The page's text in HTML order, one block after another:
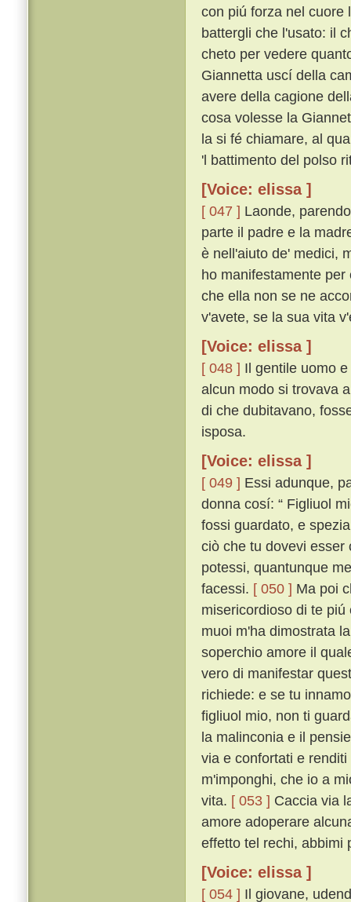
con piú forza nel cuore
battergli che l'usato: il
cheto per vedere
Giannetta uscí della
avere della cagione
cosa volesse la
la si fé chiamare, al
'l battimento del polso
[Voice: elissa ]
[ 047 ] Laonde,
parte il padre e la
è nell'aiuto de' medici,
ho manifestamente
che ella non se ne
v'avete, se la sua vita
[Voice: elissa ]
[ 048 ] Il gentile uomo
alcun modo si trovava
di che dubitavano,
isposa.
[Voice: elissa ]
[ 049 ] Essi adunque,
donna cosí: “ Figliuol
fossi guardato, e
ciò che tu dovevi esser
potessi, quantunque
facessi. [ 050 ] Ma poi
misericordioso di te
muoi m'ha dimostrata
soperchio amore il
vero di manifestar
richiede: e se tu
figliuol mio, non ti
la malinconia e il
via e confortati e
m'imponghi, che io a
vita. [ 053 ] Caccia via
amore adoperare
effetto tel rechi, abbimi
[Voice: elissa ]
[ 054 ] Il giovane,